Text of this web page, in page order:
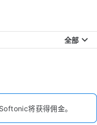
全部
将获得佣金。